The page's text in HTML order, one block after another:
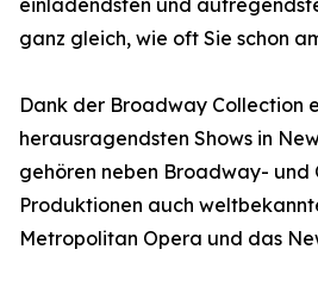
einladendsten und
ganz gleich, wie oft Sie schon
Dank der Broadway Collection
herausragendsten Shows in
gehören neben Broadway-
Produktionen auch
Metropolitan Opera und das